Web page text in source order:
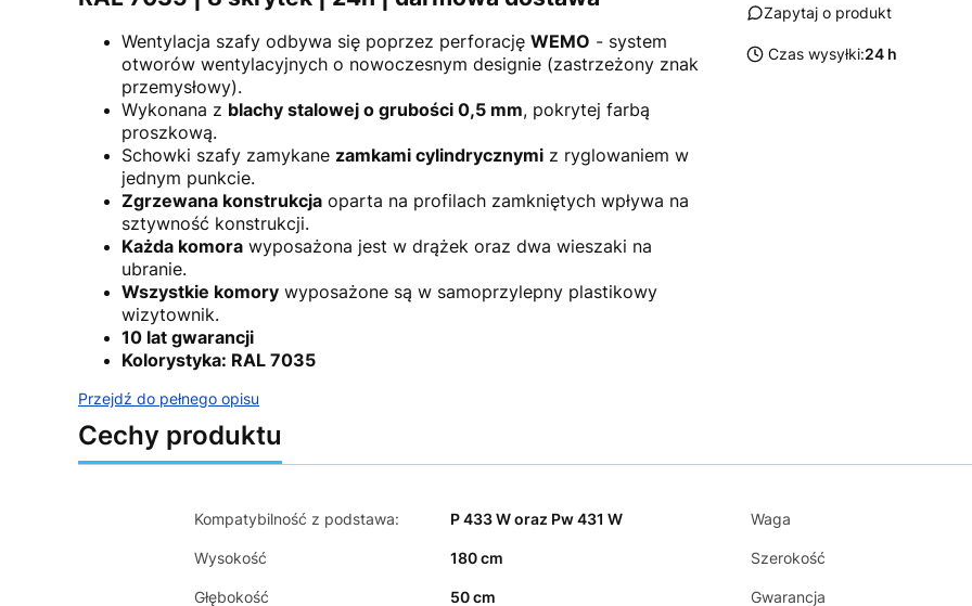
Wentylacja szafy odbywa się poprzez perforację WEMO - system
otworów wentylacyjnych o nowoczesnym designie (zastrzeżony znak
przemysłowy).
Wykonana z blachy stalowej o grubości 0,5 mm, pokrytej farbą
proszkową.
Schowki szafy zamykane zamkami cylindrycznymi z ryglowaniem w
jednym punkcie.
Zgrzewana konstrukcja oparta na profilach zamkniętych wpływa na
sztywność konstrukcji.
Każda komora wyposażona jest w drążek oraz dwa wieszaki na
ubranie.
Wszystkie komory wyposażone są w samoprzylepny plastikowy
wizytownik.
10 lat gwarancji
Kolorystyka: RAL 7035
Przejdź do pełnego opisu
Zapytaj o produkt
Czas wysyłki:24 h
Cechy produktu
Kompatybilność z podstawa: P 433 W oraz Pw 431 W Waga
Wysokość 180 cm Szerokość
Głębokość 50 cm Gwarancja